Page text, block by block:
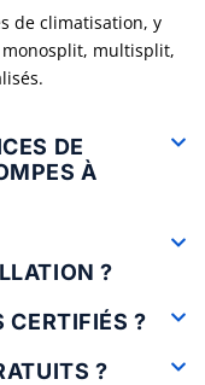
de climatisation, y
multisplit,
DE
À
?
CERTIFIÉS ?
?